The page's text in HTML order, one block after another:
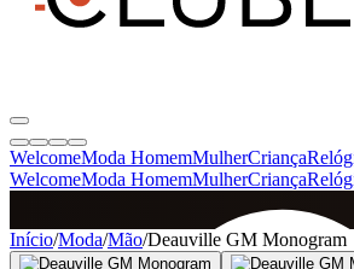
WelcomeModa HomemMulherCriança
WelcomeModa HomemMulherCriança
SINCE 2005
Início/Moda/Mão/Deauville GM Monogram